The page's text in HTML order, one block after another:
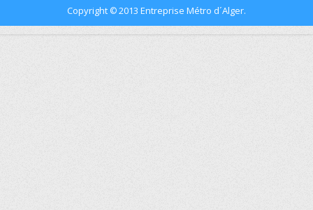
Copyright ©2013 Entreprise Métro d´Alger.